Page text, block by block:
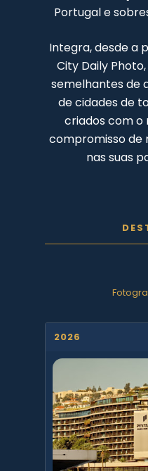
Portugal e
Integra, desde a
City Daily
semelhantes de
de cidades de
criados com o
compromisso de
nas suas
2026